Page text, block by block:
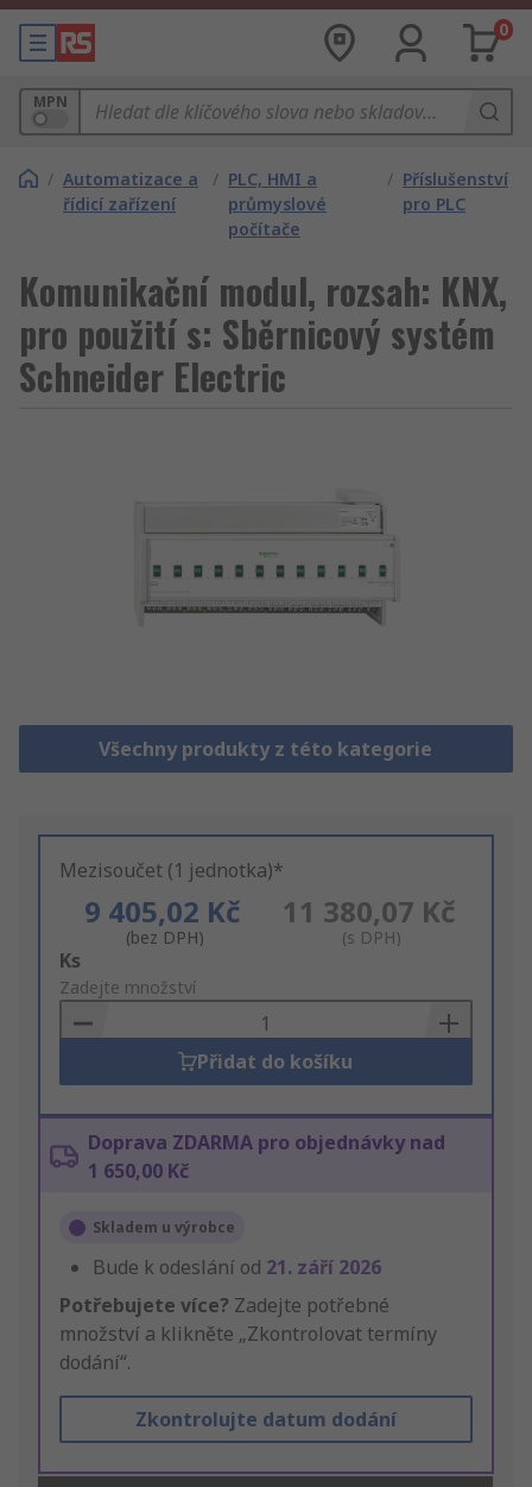
0
MPN
/ Automatizace a
řídicí zařízení
/ PLC, HMI a
průmyslové
počítače
/ Příslušenství
pro PLC
Komunikační modul, rozsah: KNX,
pro použití s: Sběrnicový systém
Schneider Electric
Všechny produkty z této kategorie
Mezisoučet (1 jednotka)*
9 405,02 Kč
(bez DPH)
11 380,07 Kč
(s DPH)
Add
to
Basket
Ks
Zadejte množství
Přidat do košíku
Doprava ZDARMA pro objednávky nad
1 650,00 Kč
Skladem u výrobce
Bude k odeslání od 21. září 2026
Potřebujete více? Zadejte potřebné
množství a klikněte „Zkontrolovat termíny
dodání“.
Zkontrolujte datum dodání